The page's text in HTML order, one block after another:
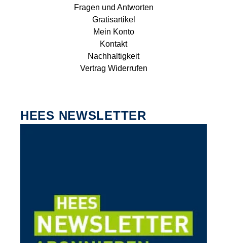
Fragen und Antworten
Gratisartikel
Mein Konto
Kontakt
Nachhaltigkeit
Vertrag Widerrufen
HEES NEWSLETTER